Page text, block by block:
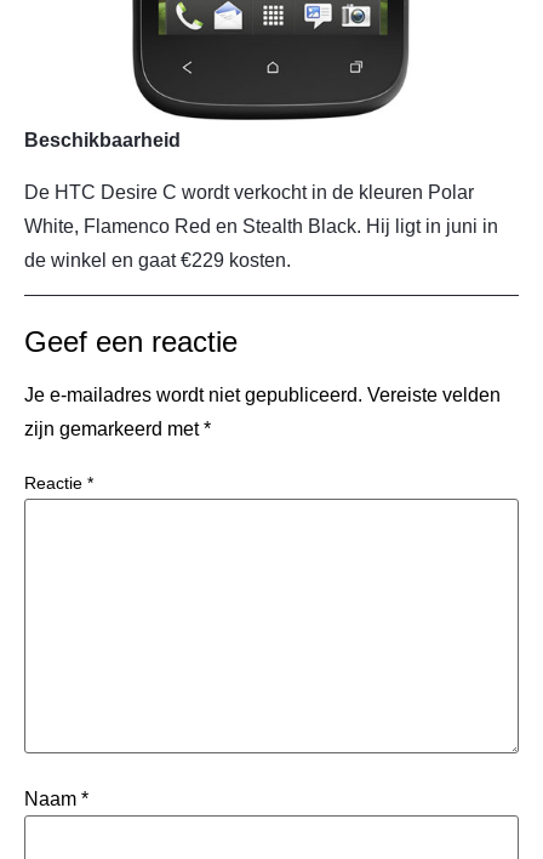
Beschikbaarheid
De HTC Desire C wordt verkocht in de kleuren Polar
White, Flamenco Red en Stealth Black. Hij ligt in juni in
de winkel en gaat €229 kosten.
Geef een reactie
Je e-mailadres wordt niet gepubliceerd. Vereiste velden
zijn gemarkeerd met*
Reactie *
Naam *